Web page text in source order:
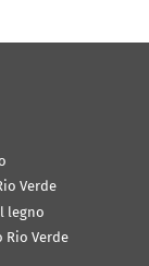
Verde
legno
Rio Verde